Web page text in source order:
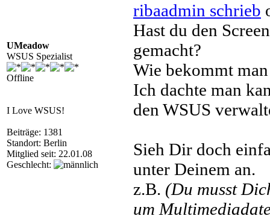
UMeadow
WSUS Spezialist
Offline
I Love WSUS!
Beiträge: 1381
Standort: Berlin
Mitglied seit: 22.01.08
Geschlecht:
ribaadmin schrieb
Hast du den
gemacht?
Wie bekommt
Ich dachte man
den WSUS
Sieh Dir doch
unter Deinem an.
z.B. (Du musst
um